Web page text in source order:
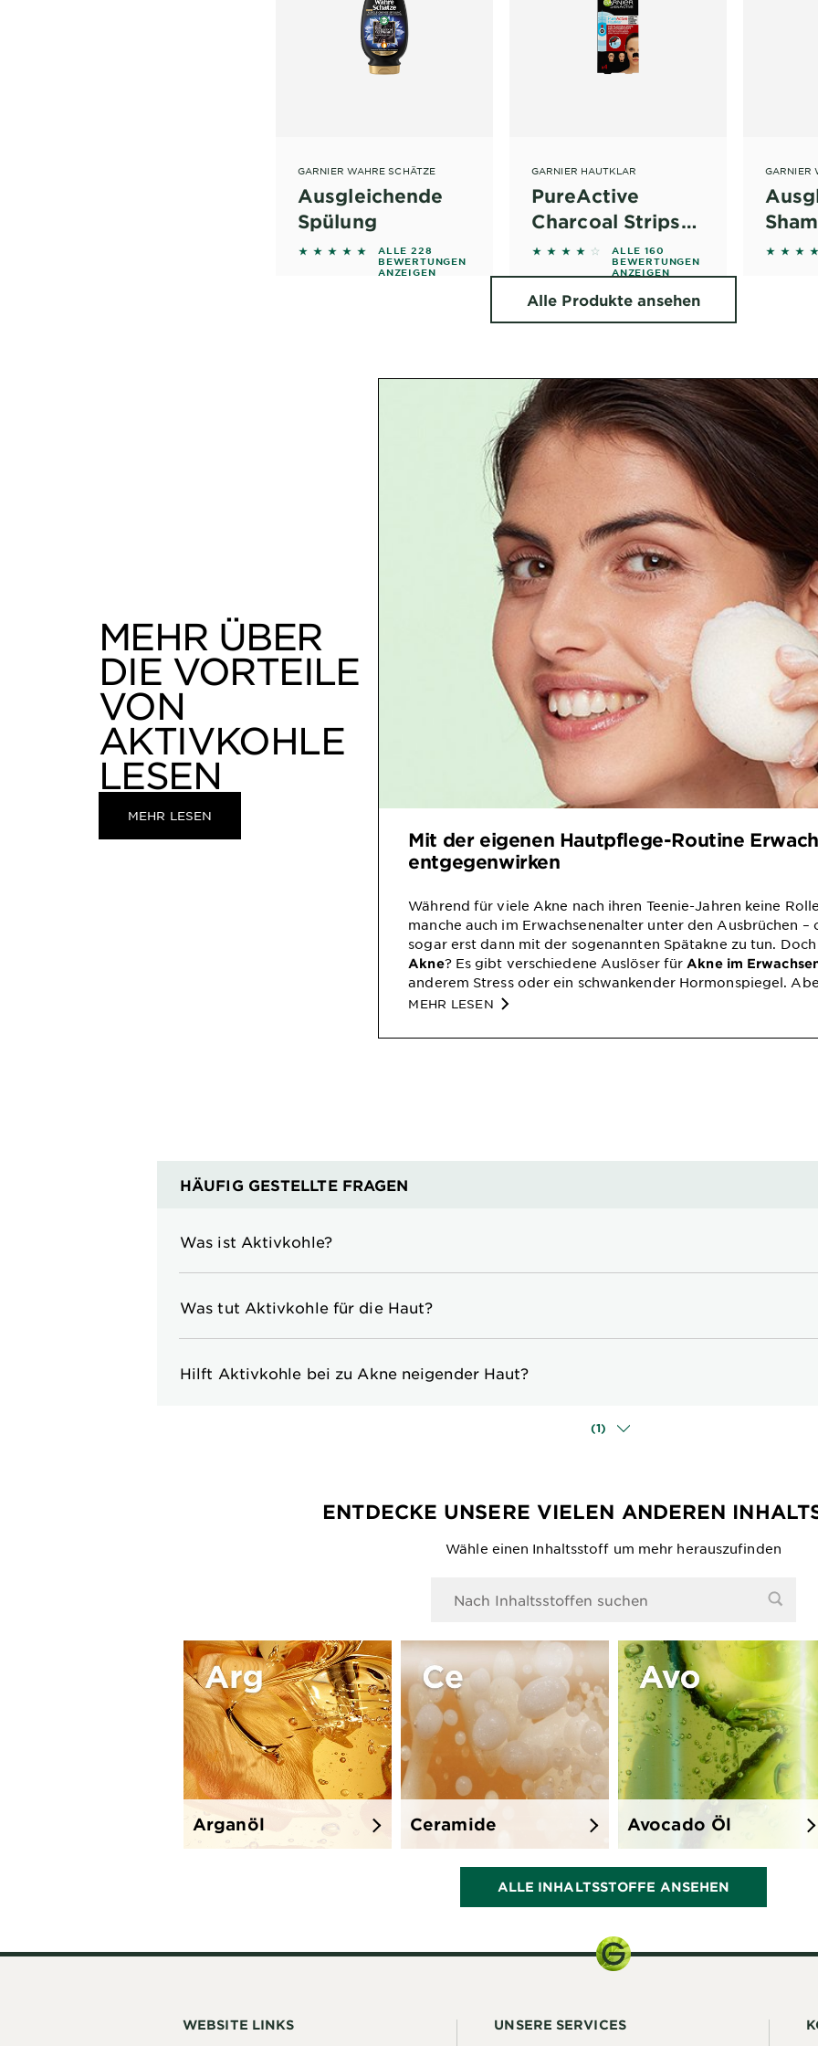
GARNIER WAHRE SCHÄTZE
Ausgleichende
Spülung
4.6842 out of 5 stars based on reviews
ALLE 228
BEWERTUNGEN
ANZEIGEN
GARNIER HAUTKLAR
PureActive
Charcoal Strips
Anti-Mitesser
3.9688 out of 5 stars based on reviews
ALLE 160
BEWERTUNGEN
ANZEIGEN
GARNIER
4.6341
Alle Produkte ansehen
MEHR ÜBER
DIE VORTEILE
VON
AKTIVKOHLE
LESEN
MEHR LESEN
Mit der eigenen Hautpflege-Routine
entgegenwirken
Während für viele Akne nach ihren Teenie-Jahren keine
manche auch im Erwachsenenalter unter den Ausbrüchen –
sogar erst dann mit der sogenannten Spätakne zu tun.
Akne? Es gibt verschiedene Auslöser für Akne im
anderem Stress oder ein schwankender Hormonspiegel.
gibt eine sanfte Lösung für jedermann.
MEHR LESEN
HÄUFIG GESTELLTE FRAGEN
Was ist Aktivkohle?
Was tut Aktivkohle für die Haut?
Hilft Aktivkohle bei zu Akne neigender Haut?
(1)
ENTDECKE UNSERE VIELEN ANDEREN
Wähle einen Inhaltsstoff um mehr herauszufinden
Arganöl Ceramide Avocado Öl
ALLE INHALTSSTOFFE ANSEHEN
WEBSITE LINKS UNSERE SERVICES